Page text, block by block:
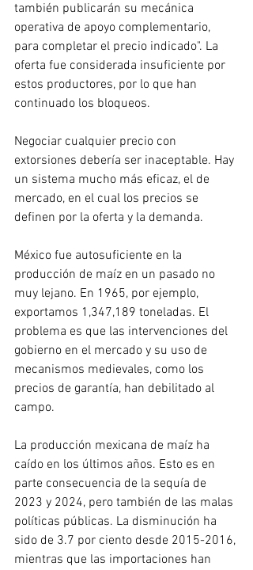
también publicarán su mecánica
operativa de apoyo complementario,
para completar el precio indicado". La
oferta fue considerada insuficiente por
estos productores, por lo que han
continuado los bloqueos.
Negociar cualquier precio con
extorsiones debería ser inaceptable. Hay
un sistema mucho más eficaz, el de
mercado, en el cual los precios se
definen por la oferta y la demanda.
México fue autosuficiente en la
producción de maíz en un pasado no
muy lejano. En 1965, por ejemplo,
exportamos 1,347,189 toneladas. El
problema es que las intervenciones del
gobierno en el mercado y su uso de
mecanismos medievales, como los
precios de garantía, han debilitado al
campo.
La producción mexicana de maíz ha
caído en los últimos años. Esto es en
parte consecuencia de la sequía de
2023 y 2024, pero también de las malas
políticas públicas. La disminución ha
sido de 3.7 por ciento desde 2015-2016,
mientras que las importaciones han